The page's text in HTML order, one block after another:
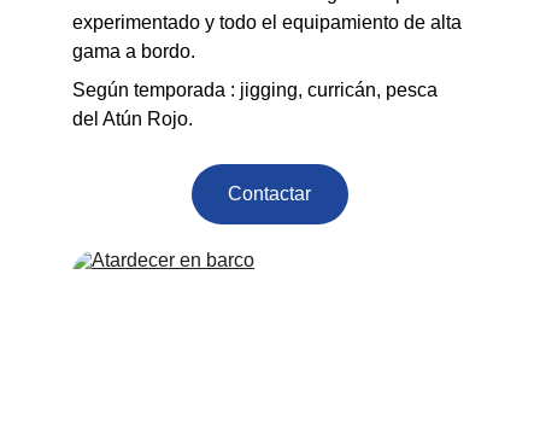
experimentado y todo el equipamiento de alta
gama a bordo.
Según temporada : jigging, curricán, pesca
del Atún Rojo.
Contactar